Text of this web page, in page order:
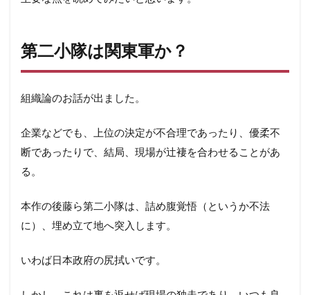
第二小隊は関東軍か？
組織論のお話が出ました。
企業などでも、上位の決定が不合理であったり、優柔不
断であったりで、結局、現場が辻褄を合わせることがあ
る。
本作の後藤ら第二小隊は、詰め腹覚悟（というか不法
に）、埋め立て地へ突入します。
いわば日本政府の尻拭いです。